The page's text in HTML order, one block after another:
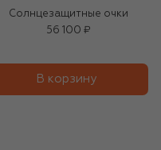
Солнцезащитные очки
56 100 ₽
В корзину